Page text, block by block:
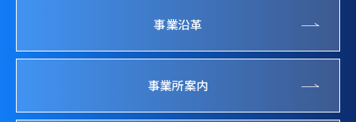
事業沿革
事業所案内